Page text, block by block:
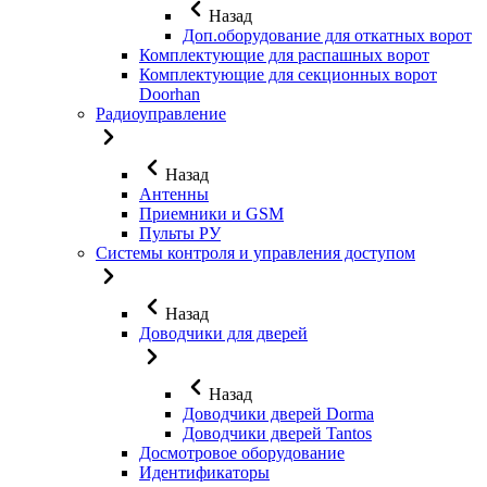
Назад
Доп.оборудование для откатных ворот
Комплектующие для распашных ворот
Комплектующие для секционных ворот
Doorhan
Радиоуправление
Назад
Антенны
Приемники и GSM
Пульты РУ
Системы контроля и управления доступом
Назад
Доводчики для дверей
Назад
Доводчики дверей Dorma
Доводчики дверей Tantos
Досмотровое оборудование
Идентификаторы